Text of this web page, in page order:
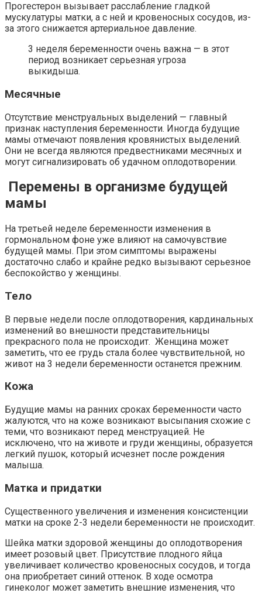
Прогестерон вызывает расслабление гладкой
мускулатуры матки, а с ней и кровеносных сосудов, из-
за этого снижается артериальное давление.
3 неделя беременности очень важна — в этот
период возникает серьезная угроза
выкидыша.
Месячные
Отсутствие менструальных выделений — главный
признак наступления беременности. Иногда будущие
мамы отмечают появления кровянистых выделений.
Они не всегда являются предвестниками месячных и
могут сигнализировать об удачном оплодотворении.
Перемены в организме будущей
мамы
На третьей неделе беременности изменения в
гормональном фоне уже влияют на самочувствие
будущей мамы. При этом симптомы выражены
достаточно слабо и крайне редко вызывают серьезное
беспокойство у женщины.
Тело
В первые недели после оплодотворения, кардинальных
изменений во внешности представительницы
прекрасного пола не происходит. Женщина может
заметить, что ее грудь стала более чувствительной, но
живот на 3 недели беременности останется прежним.
Кожа
Будущие мамы на ранних сроках беременности часто
жалуются, что на коже возникают высыпания схожие с
теми, что возникают перед менструацией. Не
исключено, что на животе и груди женщины, образуется
легкий пушок, который исчезнет после рождения
малыша.
Матка и придатки
Существенного увеличения и изменения консистенции
матки на сроке 2-3 недели беременности не происходит.
Шейка матки здоровой женщины до оплодотворения
имеет розовый цвет. Присутствие плодного яйца
увеличивает количество кровеносных сосудов, и тогда
она приобретает синий оттенок. В ходе осмотра
гинеколог может заметить внешние изменения, что